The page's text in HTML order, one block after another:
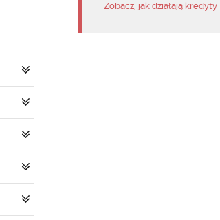
Zobacz, jak działają kredyty